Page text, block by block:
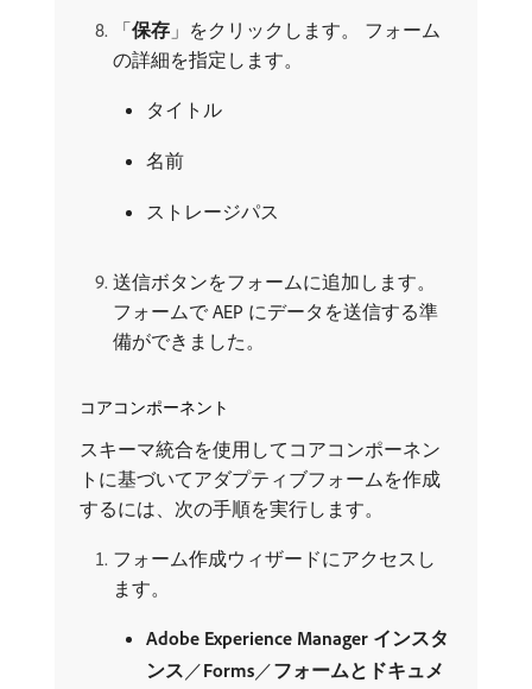
「保存 」をクリックします。 フォーム
の詳細を指定します。
タイトル
名前
ストレージパス
送信ボタンをフォームに追加します。
フォームで AEP にデータを送信する準
備ができました。
コアコンポーネント
スキーマ統合を使用してコアコンポーネン
トに基づいてアダプティブフォームを作成
するには、次の手順を実行します。
フォーム作成ウィザードにアクセスし
ます。
Adobe Experience Manager インスタ
ンス ／Forms／フォームとドキュメ